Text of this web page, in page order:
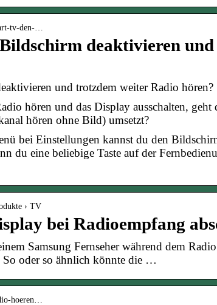
tv-den-…
deaktivieren
und trotzdem weiter Radio hören?
hören und das Display ausschalten, geht
hören ohne Bild) umsetzt?
bei Einstellungen kannst du den
du eine beliebige Taste auf der
› TV
bei Radioempfang
Samsung Fernseher während dem
So oder so ähnlich könnte die …
hoeren…